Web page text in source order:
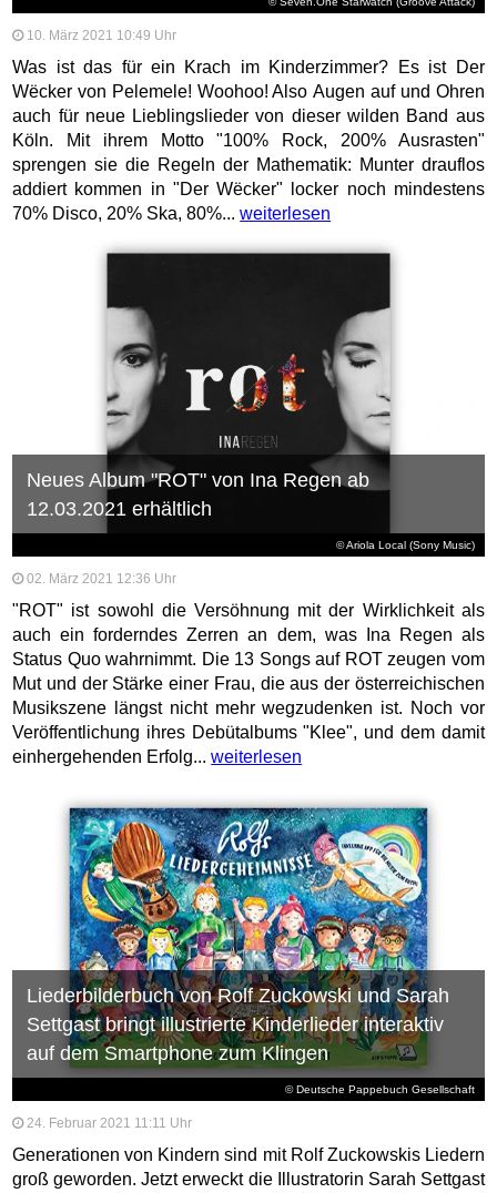
10. März 2021 10:49 Uhr
Was ist das für ein Krach im Kinderzimmer? Es ist Der
Wëcker von Pelemele! Woohoo! Also Augen auf und Ohren
auch für neue Lieblingslieder von dieser wilden Band aus
Köln. Mit ihrem Motto "100% Rock, 200% Ausrasten"
sprengen sie die Regeln der Mathematik: Munter drauflos
addiert kommen in "Der Wëcker" locker noch mindestens
70% Disco, 20% Ska, 80%...weiterlesen
© Ariola Local (Sony Music)
Neues Album "ROT" von Ina Regen ab
12.03.2021 erhältlich
02. März 2021 12:36 Uhr
"ROT" ist sowohl die Versöhnung mit der Wirklichkeit als
auch ein forderndes Zerren an dem, was Ina Regen als
Status Quo wahrnimmt. Die 13 Songs auf ROT zeugen vom
Mut und der Stärke einer Frau, die aus der österreichischen
Musikszene längst nicht mehr wegzudenken ist. Noch vor
Veröffentlichung ihres Debütalbums "Klee", und dem damit
einhergehenden Erfolg...weiterlesen
© Deutsche Pappebuch Gesellschaft
Liederbilderbuch von Rolf Zuckowski und Sarah
Settgast bringt illustrierte Kinderlieder interaktiv
auf dem Smartphone zum Klingen
24. Februar 2021 11:11 Uhr
Generationen von Kindern sind mit Rolf Zuckowskis Liedern
groß geworden. Jetzt erweckt die Illustratorin Sarah Settgast